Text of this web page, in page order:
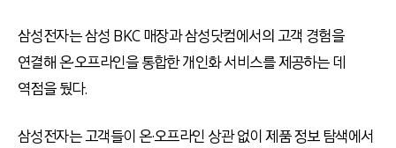
삼성전자는 삼성 BKC 매장과 삼성닷컴에서의 고객 경험을
연결해 온·오프라인을 통합한 개인화 서비스를 제공하는 데
역점을 뒀다.
삼성전자는 고객들이 온·오프라인 상관 없이 제품 정보 탐색에서